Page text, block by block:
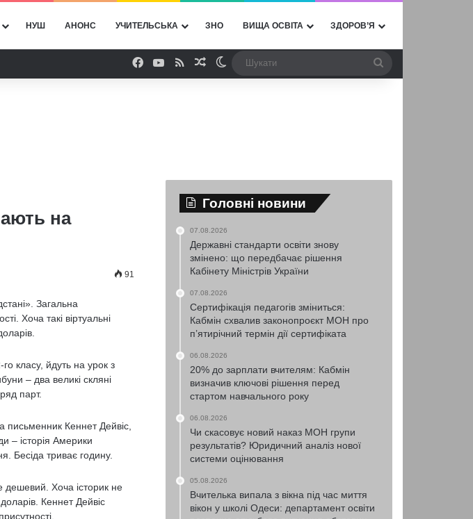
НУШ АНОНС УЧИТЕЛЬСЬКА ЗНО ВИЩА ОСВІТА ЗДОРОВ’Я
Facebook
YouTube
RSSВипадкова стаття
Switch skin
на
91
Загальна
Хоча такі віртуальні
класу, йдуть на урок з
– два великі скляні
парт.
письменник Кеннет Дейвіс,
– історія Америки
Бесіда триває годину.
дешевий. Хоча історик не
Кеннет Дейвіс
Головні новини
07.08.2026
Державні стандарти освіти знову
змінено: що передбачає рішення
Кабінету Міністрів України
07.08.2026
Сертифікація педагогів зміниться:
Кабмін схвалив законопроєкт МОН про
п’ятирічний термін дії сертифіката
06.08.2026
20% до зарплати вчителям: Кабмін
визначив ключові рішення перед
стартом навчального року
06.08.2026
Чи скасовує новий наказ МОН групи
результатів? Юридичний аналіз нової
системи оцінювання
05.08.2026
Вчителька випала з вікна під час миття
вікон у школі Одеси: департамент освіти